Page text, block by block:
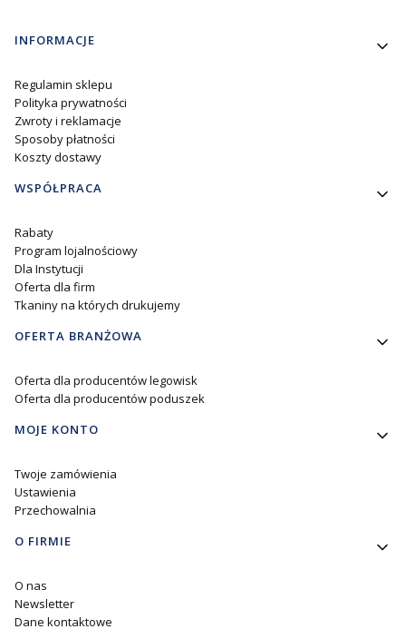
Linki w stopce
INFORMACJE
Regulamin sklepu
Polityka prywatności
Zwroty i reklamacje
Sposoby płatności
Koszty dostawy
WSPÓŁPRACA
Rabaty
Program lojalnościowy
Dla Instytucji
Oferta dla firm
Tkaniny na których drukujemy
OFERTA BRANŻOWA
Oferta dla producentów legowisk
Oferta dla producentów poduszek
MOJE KONTO
Twoje zamówienia
Ustawienia
Przechowalnia
O FIRMIE
O nas
Newsletter
Dane kontaktowe